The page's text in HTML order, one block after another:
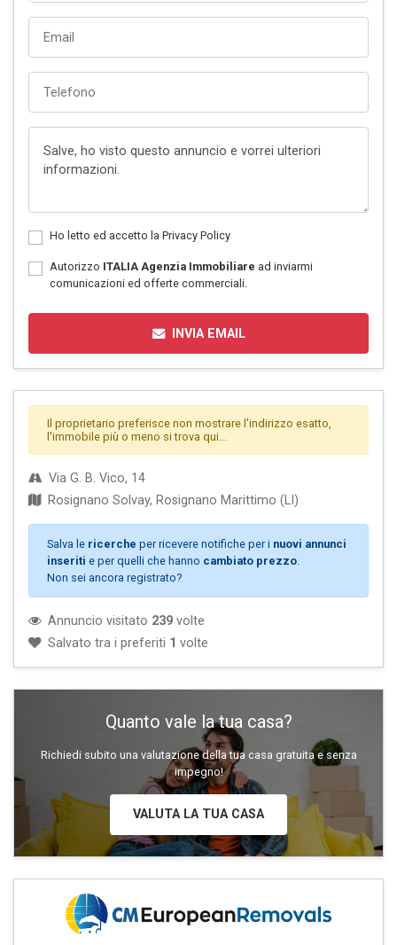
Ho letto ed accetto la Privacy Policy
Autorizzo ITALIA Agenzia Immobiliare ad inviarmi
comunicazioni ed offerte commerciali.
INVIA EMAIL
Il proprietario preferisce non mostrare l'indirizzo esatto,
l'immobile più o meno si trova qui...
Via G. B. Vico, 14
Rosignano Solvay, Rosignano Marittimo (LI)
Salva le ricerche per ricevere notifiche per i nuovi annunci
inseriti e per quelli che hanno cambiato prezzo.
Non sei ancora registrato?
Annuncio visitato 239 volte
Salvato tra i preferiti 1 volte
Quanto vale la tua casa?
Richiedi subito una valutazione della tua casa gratuita e senza
impegno!
VALUTA LA TUA CASA